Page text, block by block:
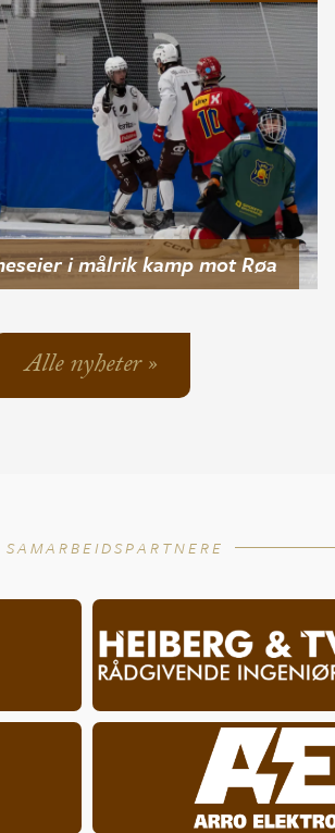
i målrik kamp mot Røa
Alle nyheter »
SAMARBEIDSPARTNERE